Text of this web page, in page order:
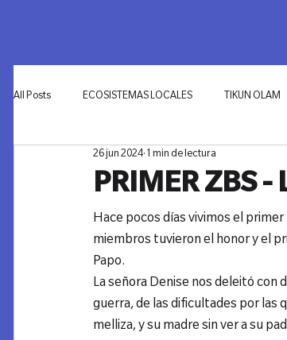
All Posts ECOSISTEMAS LOCALES TIKUN OLAM
INNOVACIÓN
PRIMER ZBS -
26 jun 2024 1 min de lectura
Hace pocos días vivimos el
miembros tuvieron el honor y el
Papo.
La señora Denise nos deleitó con
guerra, de las dificultades por las
melliza, y su madre sin ver a su